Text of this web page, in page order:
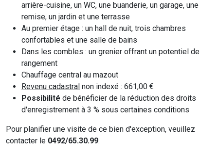
arrière-cuisine, un WC, une buanderie, un garage, une
remise, un jardin et une terrasse
Au premier étage : un hall de nuit, trois chambres
confortables et une salle de bains
Dans les combles : un grenier offrant un potentiel de
rangement
Chauffage central au mazout
Revenu cadastral non indexé : 661,00 €
Possibilité de bénéficier de la réduction des droits
d'enregistrement à 3 % sous certaines conditions
Pour planifier une visite de ce bien d'exception, veuillez
contacter le 0492/65.30.99.